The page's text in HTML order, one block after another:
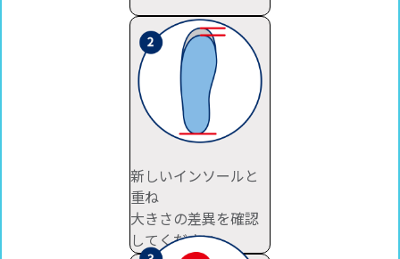
新しいインソールと
重ね
大きさの差異を確認
してください。